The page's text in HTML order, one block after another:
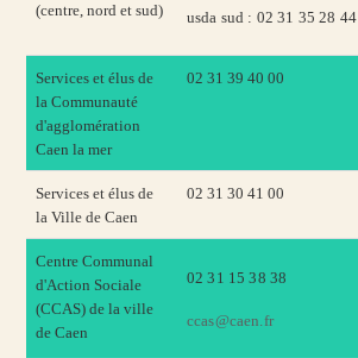
(centre, nord et sud)
usda sud : 02 31 35 28 44
Services et élus de
la Communauté
d'agglomération
Caen la mer
02 31 39 40 00
Services et élus de
la Ville de Caen
02 31 30 41 00
Centre Communal
d'Action Sociale
(CCAS) de la ville
de Caen
02 31 15 38 38
ccas@caen.fr